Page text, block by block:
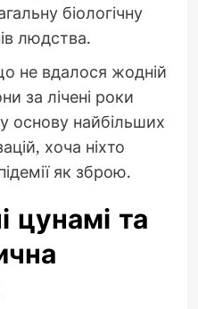
біологічну
людства.
не вдалося жодній
за лічені роки
основу найбільших
хоча ніхто
як зброю.
цунамі та